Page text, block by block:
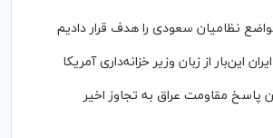
نظامیان سعودی را هدف قرار دادیم
این‌بار از زبان وزیر خزانه‌داری آمریکا
پاسخ مقاومت عراق به تجاوز اخیر